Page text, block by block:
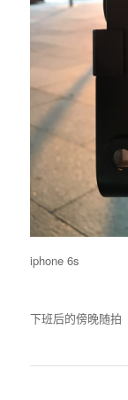
iphone 6s
下班后的傍晚随拍